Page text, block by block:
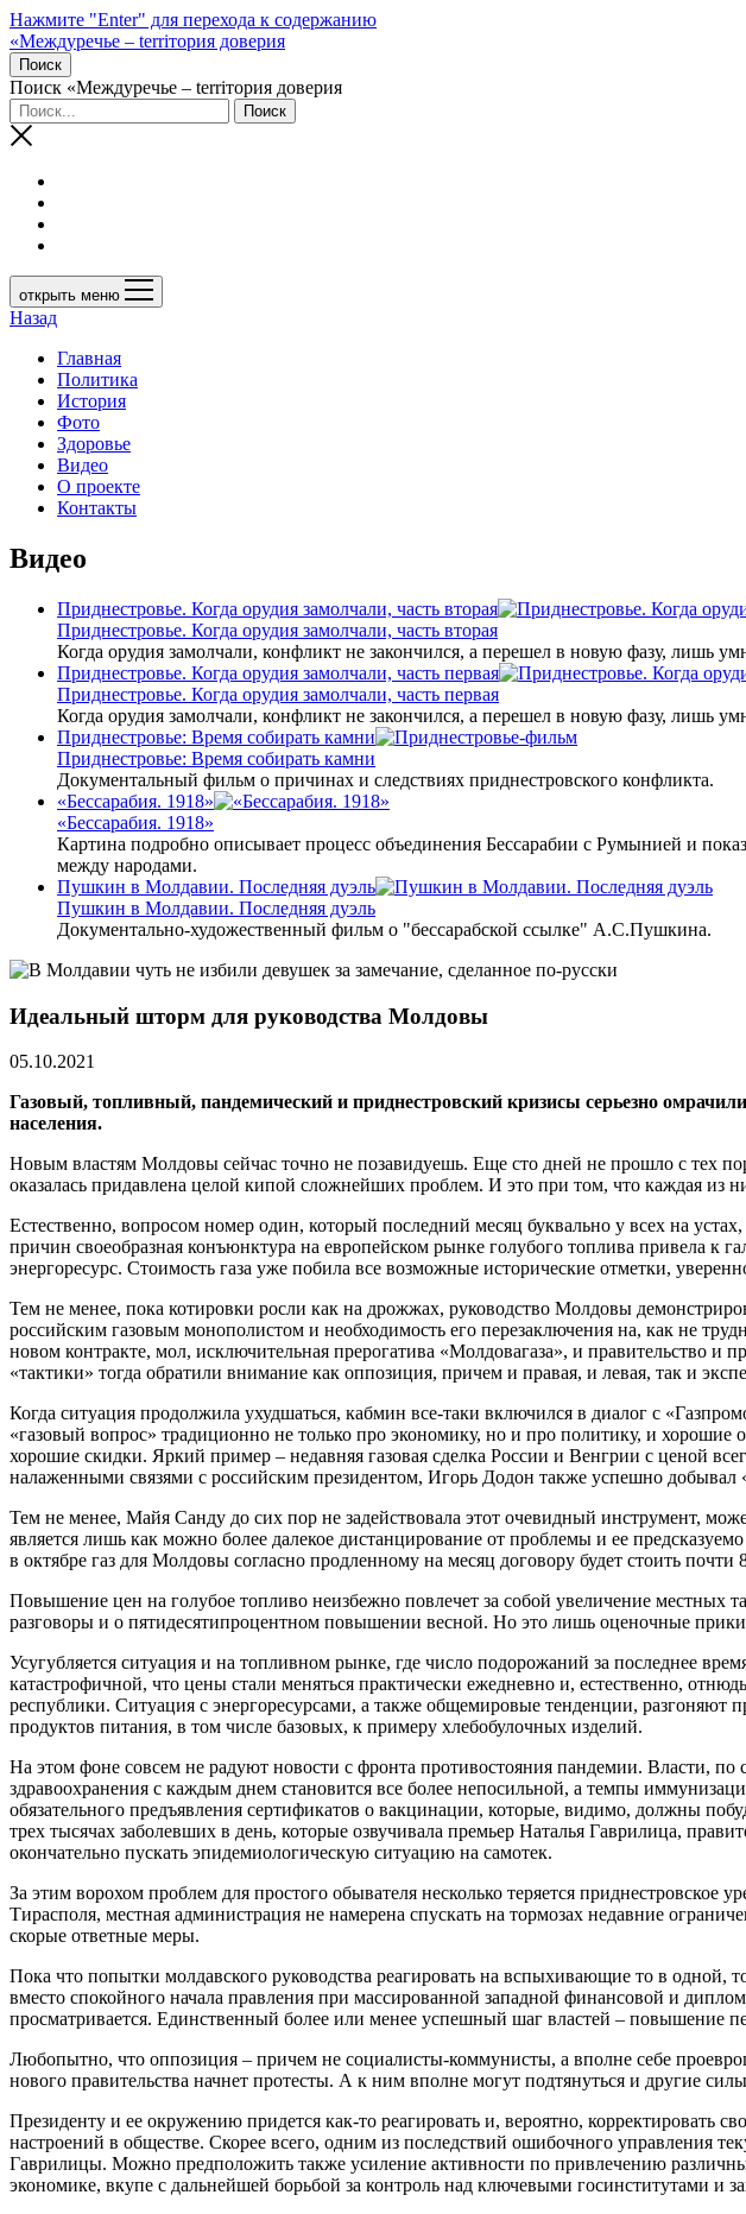
Нажмите "Enter" для перехода к содержанию
«Междуречье – terriтория доверия
Поиск
Поиск «Междуречье – terriтория доверия
открыть меню
Назад
Главная
Политика
История
Фото
Здоровье
Видео
О проекте
Контакты
Видео
Приднестровье. Когда орудия замолчали, часть вторая
Приднестровье. Когда орудия замолчали, часть вторая
Когда орудия замолчали, конфликт не закончился, а перешел в новую фазу, лишь
Приднестровье. Когда орудия замолчали, часть первая
Приднестровье. Когда орудия замолчали, часть первая
Когда орудия замолчали, конфликт не закончился, а перешел в новую фазу, лишь
Приднестровье: Время собирать камни
Приднестровье: Время собирать камни
Документальный фильм о причинах и следствиях приднестровского конфликта.
«Бессарабия. 1918»
«Бессарабия. 1918»
Картина подробно описывает процесс объединения Бессарабии с Румынией и
между народами.
Пушкин в Молдавии. Последняя дуэль
Пушкин в Молдавии. Последняя дуэль
Документально-художественный фильм о "бессарабской ссылке" А.С.Пушкина.
Идеальный шторм для руководства Молдовы
05.10.2021
Газовый, топливный, пандемический и приднестровский кризисы серьезно
населения.
Новым властям Молдовы сейчас точно не позавидуешь. Еще сто дней не прошло с тех
оказалась придавлена целой кипой сложнейших проблем. И это при том, что каждая из
Естественно, вопросом номер один, который последний месяц буквально у всех на
причин своеобразная конъюнктура на европейском рынке голубого топлива привела
энергоресурс. Стоимость газа уже побила все возможные исторические отметки,
Тем не менее, пока котировки росли как на дрожжах, руководство Молдовы
российским газовым монополистом и необходимость его перезаключения на, как не
новом контракте, мол, исключительная прерогатива «Молдовагаза», и правительство и
«тактики» тогда обратили внимание как оппозиция, причем и правая, и левая, так и
Когда ситуация продолжила ухудшаться, кабмин все-таки включился в диалог с
«газовый вопрос» традиционно не только про экономику, но и про политику, и
хорошие скидки. Яркий пример – недавняя газовая сделка России и Венгрии с ценой
налаженными связями с российским президентом, Игорь Додон также успешно добывал
Тем не менее, Майя Санду до сих пор не задействовала этот очевидный инструмент,
является лишь как можно более далекое дистанцирование от проблемы и ее
в октябре газ для Молдовы согласно продленному на месяц договору будет стоить почти
Повышение цен на голубое топливо неизбежно повлечет за собой увеличение местных
разговоры и о пятидесятипроцентном повышении весной. Но это лишь оценочные
Усугубляется ситуация и на топливном рынке, где число подорожаний за последнее
катастрофичной, что цены стали меняться практически ежедневно и, естественно,
республики. Ситуация с энергоресурсами, а также общемировые тенденции,
продуктов питания, в том числе базовых, к примеру хлебобулочных изделий.
На этом фоне совсем не радуют новости с фронта противостояния пандемии. Власти, по
здравоохранения с каждым днем становится все более непосильной, а темпы
обязательного предъявления сертификатов о вакцинации, которые, видимо, должны
трех тысячах заболевших в день, которые озвучивала премьер Наталья Гаврилица,
окончательно пускать эпидемиологическую ситуацию на самотек.
За этим ворохом проблем для простого обывателя несколько теряется
Тирасполя, местная администрация не намерена спускать на тормозах недавние
скорые ответные меры.
Пока что попытки молдавского руководства реагировать на вспыхивающие то в одной,
вместо спокойного начала правления при массированной западной финансовой и
просматривается. Единственный более или менее успешный шаг властей – повышение
Любопытно, что оппозиция – причем не социалисты-коммунисты, а вполне себе
нового правительства начнет протесты. А к ним вполне могут подтянуться и другие
Президенту и ее окружению придется как-то реагировать и, вероятно,
настроений в обществе. Скорее всего, одним из последствий ошибочного управления
Гаврилицы. Можно предположить также усиление активности по привлечению
экономике, вкупе с дальнейшей борьбой за контроль над ключевыми госинститутами и